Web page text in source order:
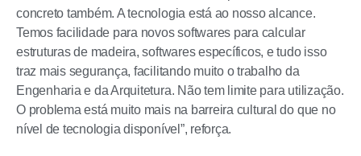
concreto também. A tecnologia está ao nosso alcance.
Temos facilidade para novos softwares para calcular
estruturas de madeira, softwares específicos, e tudo isso
traz mais segurança, facilitando muito o trabalho da
Engenharia e da Arquitetura. Não tem limite para utilização.
O problema está muito mais na barreira cultural do que no
nível de tecnologia disponível”, reforça.